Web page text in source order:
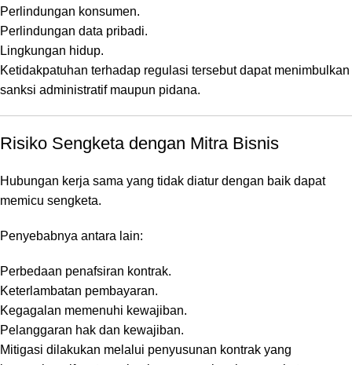
Perlindungan konsumen.
Perlindungan data pribadi.
Lingkungan hidup.
Ketidakpatuhan terhadap regulasi tersebut dapat menimbulkan
sanksi administratif maupun pidana.
Risiko Sengketa dengan Mitra Bisnis
Hubungan kerja sama yang tidak diatur dengan baik dapat
memicu sengketa.
Penyebabnya antara lain:
Perbedaan penafsiran kontrak.
Keterlambatan pembayaran.
Kegagalan memenuhi kewajiban.
Pelanggaran hak dan kewajiban.
Mitigasi dilakukan melalui penyusunan kontrak yang